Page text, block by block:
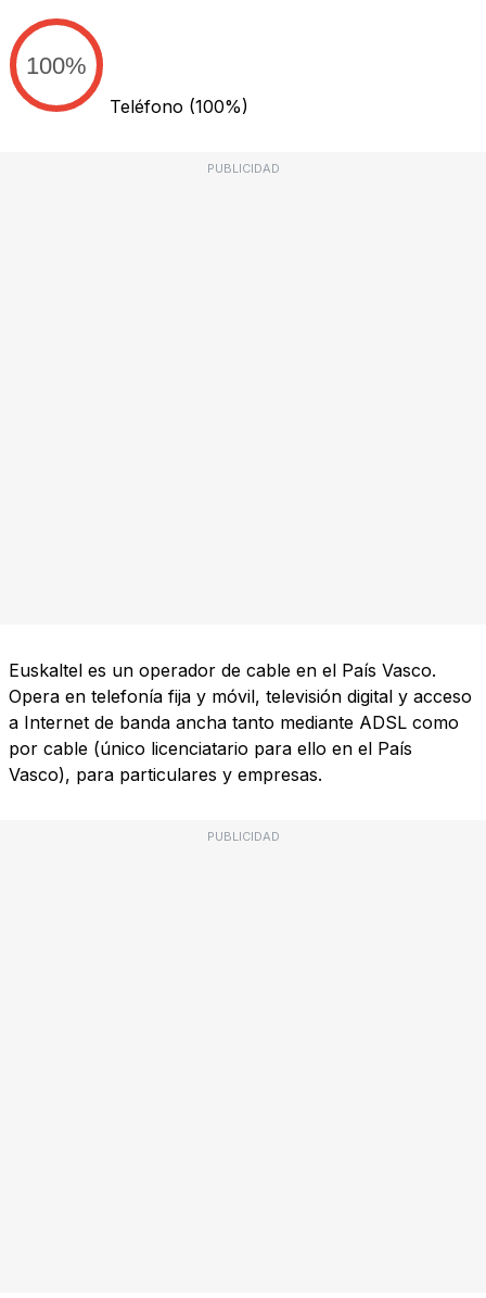
100%
Teléfono (100%)
PUBLICIDAD
Euskaltel es un operador de cable en el País Vasco.
Opera en telefonía fija y móvil, televisión digital y acceso
a Internet de banda ancha tanto mediante ADSL como
por cable (único licenciatario para ello en el País
Vasco), para particulares y empresas.
PUBLICIDAD